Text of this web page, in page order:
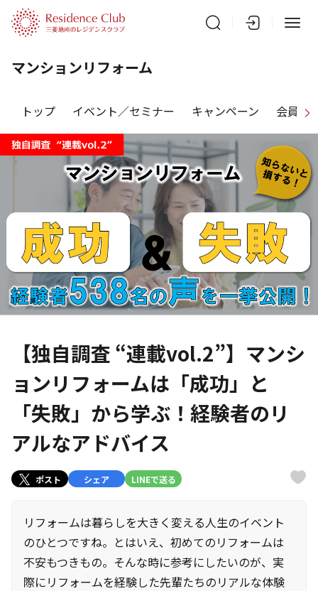
マンションリフォーム
トップ イベント／セミナー キャンペーン 会員特
【独自調査 “連載vol.2”】マンシ
ョンリフォームは「成功」と
「失敗」から学ぶ！経験者のリ
アルなアドバイス
ポスト シェア LINEで送る
リフォームは暮らしを大きく変える人生のイベント
のひとつですね。とはいえ、初めてのリフォームは
不安もつきもの。そんな時に参考にしたいのが、実
際にリフォームを経験した先輩たちのリアルな体験